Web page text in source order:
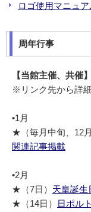
ロゴ使用マニュア
周年行事
【当館主催、共催】
※リンク先から詳
•1月
★（毎月中旬、12
関連記事掲載
•2月
★（7日） 天皇誕生
★（14日）
日ポル